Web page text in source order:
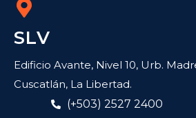
SLV
Edificio Avante, Nivel 10, Urb.
Cuscatlán, La Libertad.
(+503) 2527 2400